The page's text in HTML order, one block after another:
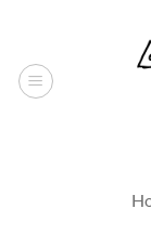
contenuti